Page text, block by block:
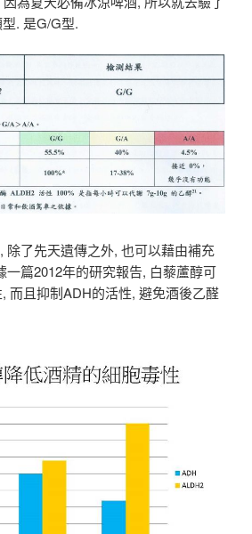
. 是G/G型.
除了先天遺傳之外, 也可以藉由補充
一篇2012年的研究報告, 白藜蘆醇可
而且抑制ADH的活性, 避免酒後乙醛